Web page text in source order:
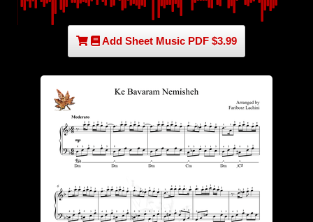
Add Sheet Music PDF $3.99